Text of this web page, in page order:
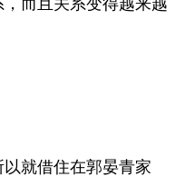
就借住在郭晏青家